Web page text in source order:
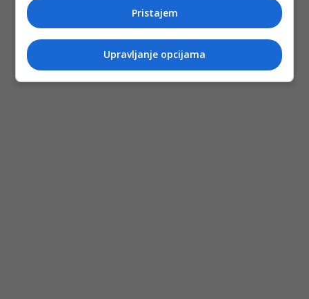
Pristajem
Upravljanje opcijama